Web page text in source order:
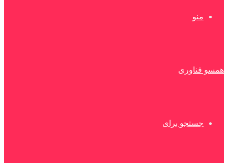
منو
همسو فناوری
جستجو برای